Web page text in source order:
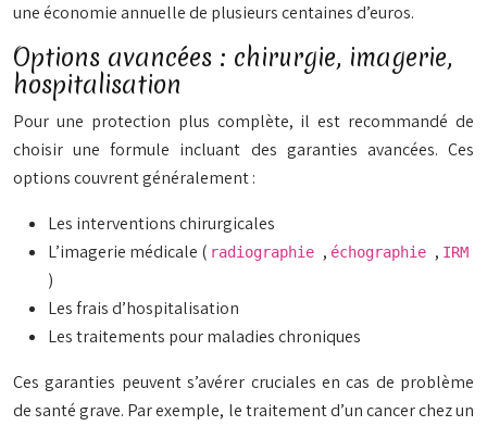
une économie annuelle de plusieurs centaines d’euros.
Options avancées : chirurgie, imagerie,
hospitalisation
Pour une protection plus complète, il est recommandé de
choisir une formule incluant des garanties avancées. Ces
options couvrent généralement :
Les interventions chirurgicales
L’imagerie médicale ( radiographie , échographie , IRM
)
Les frais d’hospitalisation
Les traitements pour maladies chroniques
Ces garanties peuvent s’avérer cruciales en cas de problème
de santé grave. Par exemple, le traitement d’un cancer chez un